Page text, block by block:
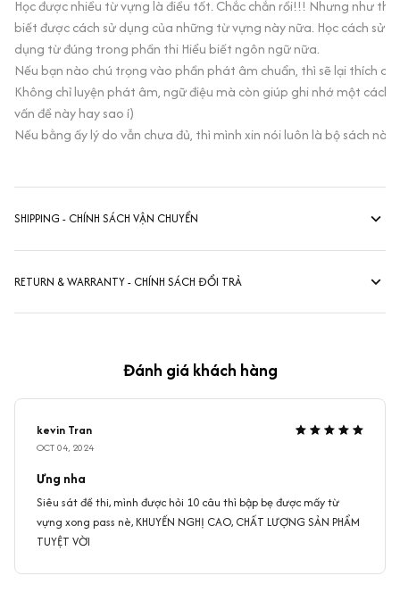
Học được nhiều từ vựng là điều tốt. Chắc chắn rồi!!! Nhưng như
biết được cách sử dụng của những từ vựng này nữa. Học cách sử
dụng từ đúng trong phần thi Hiểu biết ngôn ngữ nữa.
Nếu bạn nào chú trọng vào phần phát âm chuẩn, thì sẽ lại thích
Không chỉ luyện phát âm, ngữ điệu mà còn giúp ghi nhớ một
vấn đề này hay sao í)
Nếu bằng ấy lý do vẫn chưa đủ, thì mình xin nói luôn là bộ sách
SHIPPING - CHÍNH SÁCH VẬN CHUYỂN
RETURN & WARRANTY - CHÍNH SÁCH ĐỔI TRẢ
Đánh giá khách hàng
kevin Tran
OCT 04, 2024
Ưng nha
Siêu sát đề thi, mình được hỏi 10 câu thì bập bẹ được mấy từ
vựng xong pass nè, KHUYẾN NGHỊ CAO, CHẤT LƯỢNG SẢN PHẨM
TUYỆT VỜI